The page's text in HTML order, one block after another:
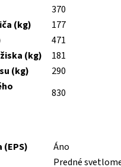
370
(kg)
177
471
(kg)
181
(kg)
290
830
Áno
Predné